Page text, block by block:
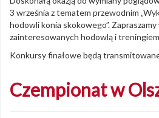
3 września z tematem przewodnim
hodowli konia skokowego”.
zainteresowanych hodowlą i
Konkursy finałowe będą
Czempionat w